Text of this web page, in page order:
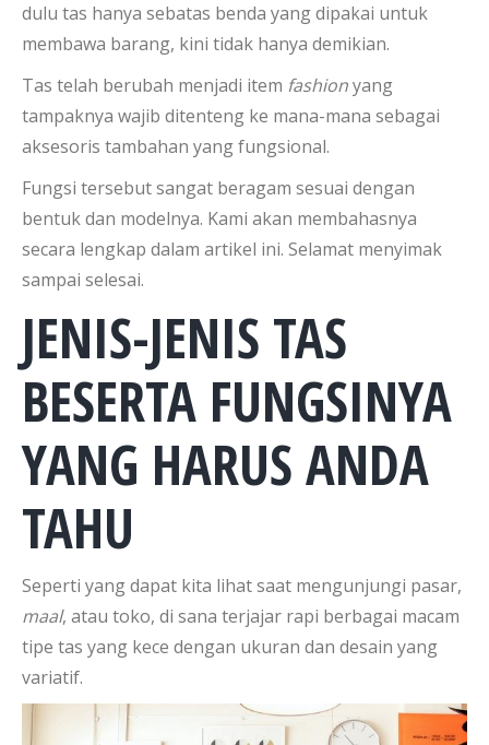
dulu tas hanya sebatas benda yang dipakai untuk
membawa barang, kini tidak hanya demikian.
Tas telah berubah menjadi item fashionyang
tampaknya wajib ditenteng ke mana-mana sebagai
aksesoris tambahan yang fungsional.
Fungsi tersebut sangat beragam sesuai dengan
bentuk dan modelnya. Kami akan membahasnya
secara lengkap dalam artikel ini. Selamat menyimak
sampai selesai.
JENIS-JENIS TAS
BESERTA FUNGSINYA
YANG HARUS ANDA
TAHU
Seperti yang dapat kita lihat saat mengunjungi pasar,
maal, atau toko, di sana terjajar rapi berbagai macam
tipe tas yang kece dengan ukuran dan desain yang
variatif.